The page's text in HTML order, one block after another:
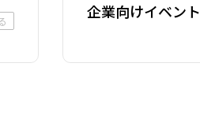
企業向けイベント